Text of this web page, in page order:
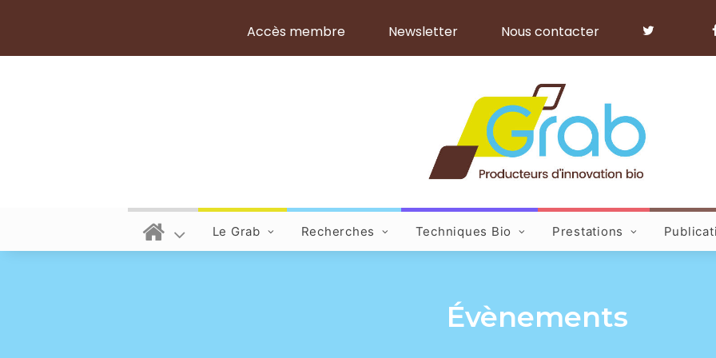
Accès membre Newsletter Nous contacter
Le Grab Recherches Techniques Bio Prestations
Évènements